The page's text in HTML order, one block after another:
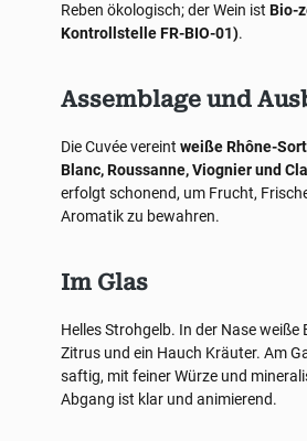
Reben ökologisch; der Wein ist Bio-
Kontrollstelle FR-BIO-01).
Assemblage und
Die Cuvée vereint weiße Rhône-
Blanc, Roussanne, Viognier und
erfolgt schonend, um Frucht,
Aromatik zu bewahren.
Im Glas
Helles Strohgelb. In der Nase weiße
Zitrus und ein Hauch Kräuter. Am
saftig, mit feiner Würze und
Abgang ist klar und animierend.